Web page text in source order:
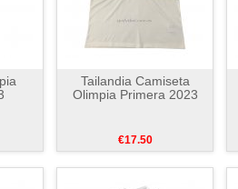
Tailandia Camiseta
Olimpia Primera 2023
€17.50